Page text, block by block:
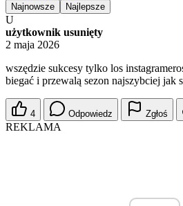
Najnowsze Najlepsze
U
użytkownik usunięty
2 maja 2026
wszędzie sukcesy tylko los
biegać i przewalą sezon najszybciej jak
4 Odpowiedz Zgłoś
REKLAMA